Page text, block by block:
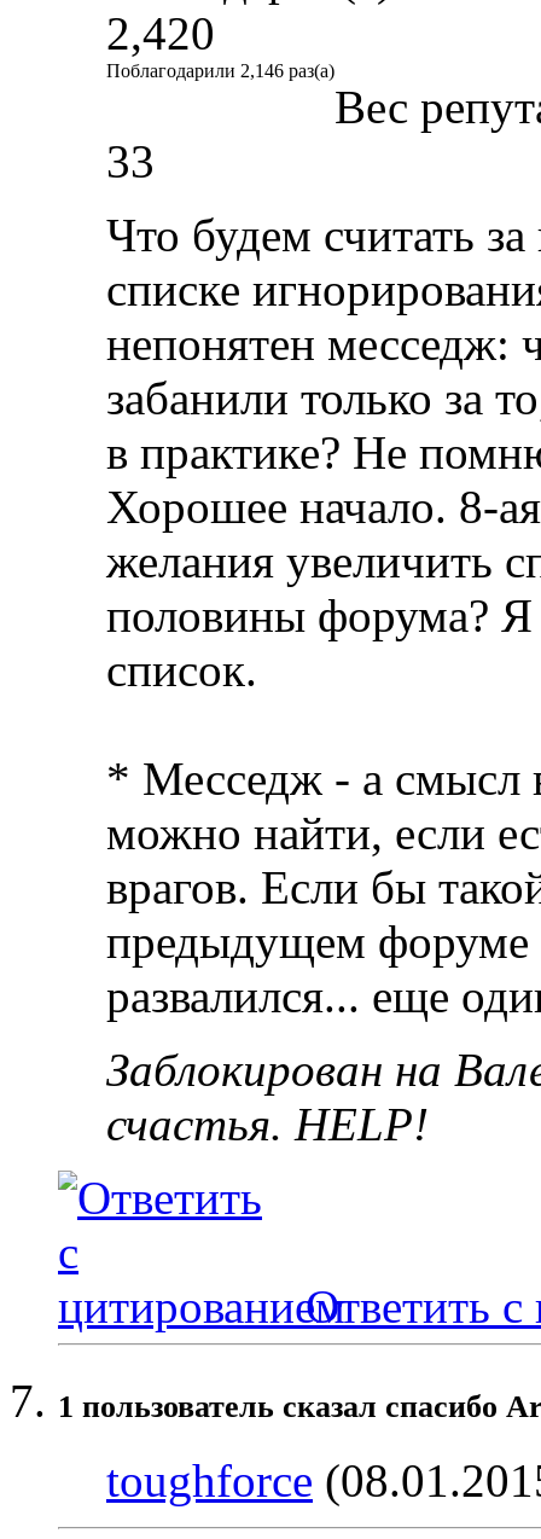
2,420
Поблагодарили 2,146 раз(а)
Вес
33
Что будем считать
списке
непонятен месседж:
забанили только
в практике? Не
Хорошее начало. 8-
желания увеличить
половины форума? Я
список.
* Месседж - а
можно найти, если
врагов. Если бы
предыдущем форуме
развалился... еще
Заблокирован на
счастья. HELP!
Ответить с
1 пользователь сказал cпасибо
toughforce